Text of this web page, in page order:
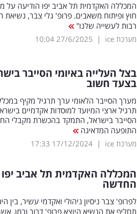
המכללה האקדמית תל אביב יפו הודיעה על
חוץ ופיתוח משאבים. פרופ' גלי צבר,
רבות לעשייה שלנו"
מערכת ice |
27/6/2025
10:04
בצל העלייה באיומי הסייבר
בצעד חשוב
מערך הסייבר הלאומי ערך תרגיל מקיף
תרגיל ארצי המיועד למוסדות אקדמיים
הסייבר בישראל, התמקד בהכשרת מקבלי
התופעה המדאיגה
מערכת ice |
17/12/2024
17:33
המכללה האקדמית תל אביב יפו
החדשה
לפרופ' צבר ניסיון ניהולי ואקדמי עשיר,
תחליף את הנשיא היוצא פרופ' דרור ורמן,